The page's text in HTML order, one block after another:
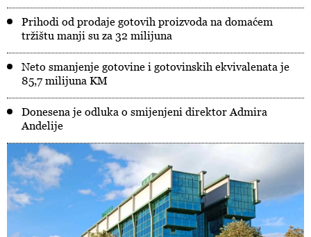
Prihodi od prodaje gotovih proizvoda na domaćem
tržištu manji su za 32 milijuna
Neto smanjenje gotovine i gotovinskih ekvivalenata je
85,7 milijuna KM
Donesena je odluka o smijenjeni direktor Admira
Andelije